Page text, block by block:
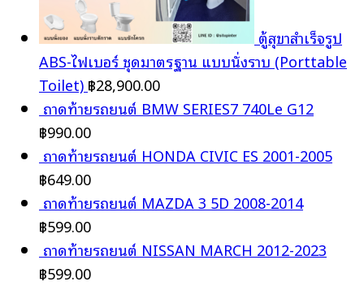
ตู้สุขาสำเร็จรูป
ABS-ไฟเบอร์ ชุดมาตรฐาน แบบนั่งราบ (Porttable
Toilet) ฿28,900.00
ถาดท้ายรถยนต์ BMW SERIES7 740Le G12
฿990.00
ถาดท้ายรถยนต์ HONDA CIVIC ES 2001-2005
฿649.00
ถาดท้ายรถยนต์ MAZDA 3 5D 2008-2014
฿599.00
ถาดท้ายรถยนต์ NISSAN MARCH 2012-2023
฿599.00